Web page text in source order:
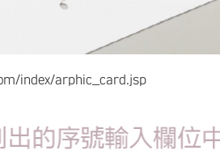
index/arphic_card.jsp